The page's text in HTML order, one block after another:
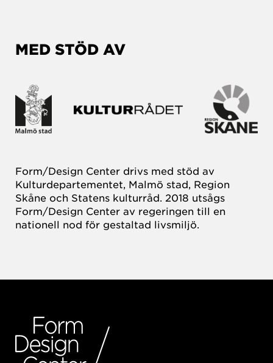
MED STÖD AV
Form/Design Center drivs med stöd av
Kulturdepartementet, Malmö stad, Region
Skåne och Statens kulturråd. 2018 utsågs
Form/Design Center av regeringen till en
nationell nod för gestaltad livsmiljö.